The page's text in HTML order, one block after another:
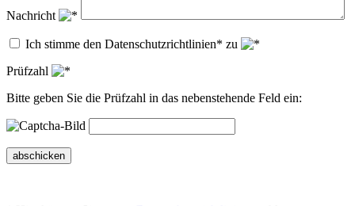
Nachricht
Ich stimme den Datenschutzrichtlinien* zu
Prüfzahl
Bitte geben Sie die Prüfzahl in das nebenstehende Feld ein:
abschicken